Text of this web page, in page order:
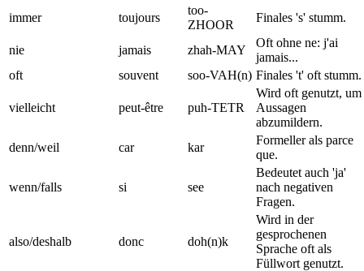
immer
toujours
too-
ZHOOR
Finales 's' stumm.
nie jamais zhah-MAY
Oft ohne ne: j'ai
jamais...
oft
souvent soo-VAH(n) Finales 't' oft stumm.
vielleicht peut-être puh-TETR
Wird oft genutzt, um
Aussagen
abzumildern.
denn/weil
car kar
Formeller als parce
que.
wenn/falls si see
Bedeutet auch 'ja'
nach negativen
Fragen.
also/deshalb donc doh(n)k
Wird in der
gesprochenen
Sprache oft als
Füllwort genutzt.